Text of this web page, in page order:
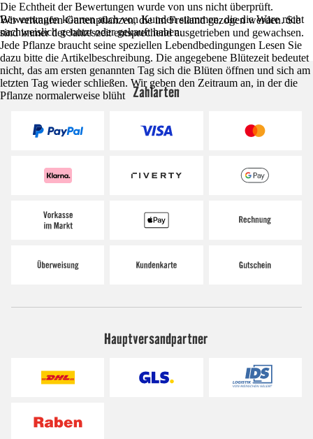
Wir verkaufen Gartenpflanzen, die im Freiland gezogen werden. Sie
sind immer der Jahreszeit entsprechend ausgetrieben und gewachsen.
Jede Pflanze braucht seine speziellen Lebendbedingungen Lesen Sie
dazu bitte die Artikelbeschreibung. Die angegebene Blütezeit bedeutet
nicht, das am ersten genannten Tag sich die Blüten öffnen und sich am
letzten Tag wieder schließen. Wir geben den Zeitraum an, in der die
Pflanze normalerweise blüht
Die Echtheit der Bewertungen wurde von uns nicht überprüft.
Bewertungen können auch von Kunden stammen, die die Ware nicht
nachweislich genutzt oder gekauft haben.
Zahlarten
Hauptversandpartner